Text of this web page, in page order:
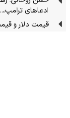
ادعاهای
قیمت دلار و قیمت یورو